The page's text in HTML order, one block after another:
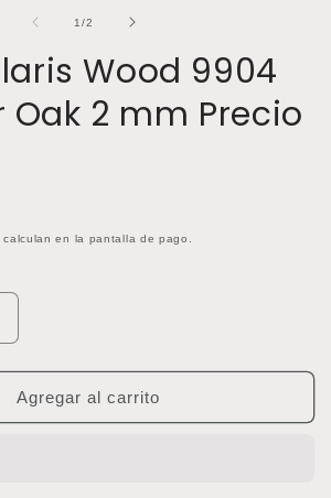
1/de
2
Wood 9904
Oak 2 mm Precio
calculan en la pantalla de pago.
Linea
Agregar al carrito